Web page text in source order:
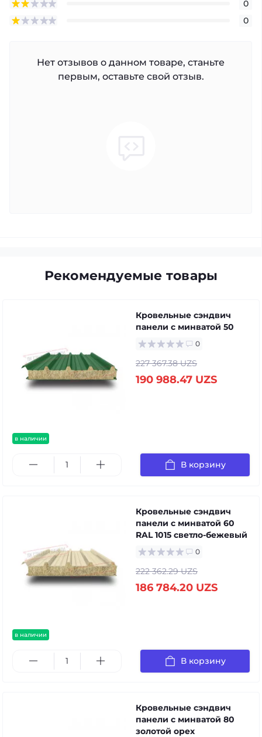
0
0
Нет отзывов о данном товаре, станьте
первым, оставьте свой отзыв.
Рекомендуемые товары
в наличии
Кровельные сэндвич
панели с минватой 50
0
227 367.38 UZS
190 988.47 UZS
В корзину
в наличии
Кровельные сэндвич
панели с минватой 60
RAL 1015 светло-бежевый
0
222 362.29 UZS
186 784.20 UZS
В корзину
Кровельные сэндвич
панели с минватой 80
золотой орех